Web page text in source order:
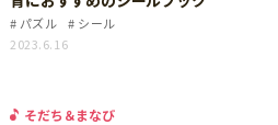
パズル
シール
2023.6.16
そだち＆まなび